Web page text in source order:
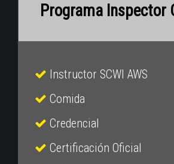
Programa Inspector
Instructor SCWI AWS
Comida
Credencial
Certificación Oficial